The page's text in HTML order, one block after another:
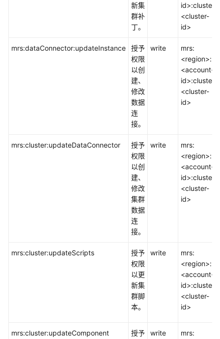
新集
群补
丁。
id>:cluster:
<cluster-
id>
mrs:dataConnector:updateInstance
授予
权限
以创
建、
修改
数据
连
接。
write
mrs:
<region>:
<account-
id>:cluster:
<cluster-
id>
mrs:cluster:updateDataConnector
授予
权限
以创
建、
修改
集群
数据
连
接。
write
mrs:
<region>:
<account-
id>:cluster:
<cluster-
id>
mrs:cluster:updateScripts
授予
权限
以更
新集
群脚
本。
write
mrs:
<region>:
<account-
id>:cluster:
<cluster-
id>
mrs:cluster:updateComponent
授予
write
mrs: